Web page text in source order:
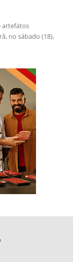
artefatos
no sábado (18),